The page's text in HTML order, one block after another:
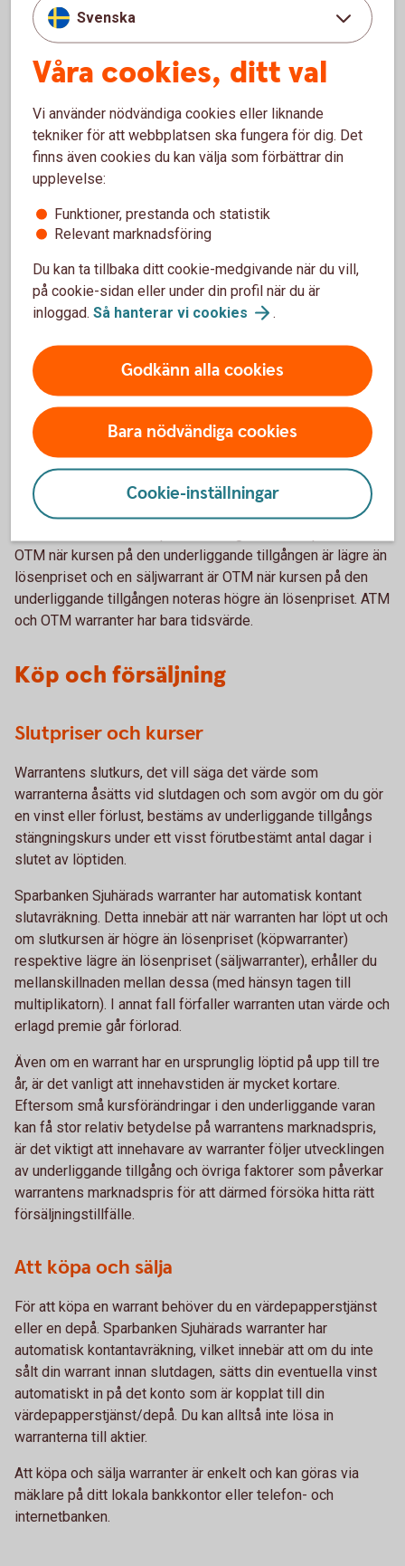
Tidsvärdet representerar värdet en placerare vill betala för
en framtida kursrörelse (volatilitet) är en annan viktig
En warrant baserad på ett volatilt underliggande (ett
underliggande med hög kursrörlighet) har alltså ett högre
tidsvärde än en warrant på ett underliggande med lägre
ITM, ATM, OTM
Begrepp som "in the money" (ITM), "at the money" (ATM)
och "out of the money" (OTM) används ofta för att beskriva
En köpwarrant är ITM när underliggandet (till exempel
aktiekursen) överstiger lösenpriset.
En säljwarrant är ITM när underliggandets kurs är lägre än
lösenpriset. Det är bara warranter som är "in the money"
som har ett realvärde, alltså de warranter som har ett värde
på slutdagen.
En warrant är ATM när underliggandets kurs ligger på
OTM när kursen på den underliggande tillgången är lägre än
lösenpriset och en säljwarrant är OTM när kursen på den
underliggande tillgången noteras högre än lösenpriset. ATM
och OTM warranter har bara tidsvärde.
Köp och försäljning
Slutpriser och kurser
Warrantens slutkurs, det vill säga det värde som
warranterna åsätts vid slutdagen och som avgör om du gör
en vinst eller förlust, bestäms av underliggande tillgångs
stängningskurs under ett visst förutbestämt antal dagar i
slutet av löptiden.
Sparbanken Sjuhärads warranter har automatisk kontant
slutavräkning. Detta innebär att när warranten har löpt ut och
om slutkursen är högre än lösenpriset (köpwarranter)
respektive lägre än lösenpriset (säljwarranter), erhåller du
mellanskillnaden mellan dessa (med hänsyn tagen till
multiplikatorn). I annat fall förfaller warranten utan värde och
erlagd premie går förlorad.
Även om en warrant har en ursprunglig löptid på upp till tre
år, är det vanligt att innehavstiden är mycket kortare.
Eftersom små kursförändringar i den underliggande varan
kan få stor relativ betydelse på warrantens marknadspris,
är det viktigt att innehavare av warranter följer utvecklingen
av underliggande tillgång och övriga faktorer som påverkar
warrantens marknadspris för att därmed försöka hitta rätt
försäljningstillfälle.
Att köpa och sälja
För att köpa en warrant behöver du en värdepapperstjänst
eller en depå. Sparbanken Sjuhärads warranter har
automatisk kontantavräkning, vilket innebär att om du inte
sålt din warrant innan slutdagen, sätts din eventuella vinst
automatiskt in på det konto som är kopplat till din
värdepapperstjänst/depå. Du kan alltså inte lösa in
warranterna till aktier.
Att köpa och sälja warranter är enkelt och kan göras via
mäklare på ditt lokala bankkontor eller telefon- och
internetbanken.
Svenska
Våra cookies, ditt val
Vi använder nödvändiga cookies eller liknande
tekniker för att webbplatsen ska fungera för dig. Det
finns även cookies du kan välja som förbättrar din
upplevelse:
Funktioner, prestanda och statistik
Relevant marknadsföring
Du kan ta tillbaka ditt cookie-medgivande när du vill,
på cookie-sidan eller under din profil när du är
inloggad. Så hanterar vi cookies .
Godkänn alla cookies
Bara nödvändiga cookies
Cookie-inställningar